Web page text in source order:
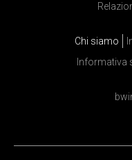
Chi siamo
Informativa